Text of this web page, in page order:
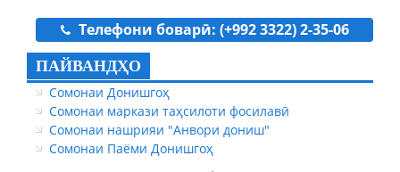
Телефони боварӣ: (+992 3322) 2-35-06
ПАЙВАНДҲО
Сомонаи Донишгоҳ
Сомонаи маркази таҳсилоти фосилавӣ
Сомонаи нашрияи "Анвори дониш"
Сомонаи Паёми Донишгоҳ